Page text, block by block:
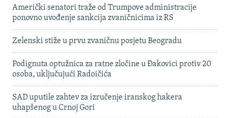
Američki senatori traže od Trumpove administracije
ponovno uvođenje sankcija zvaničnicima iz RS
Zelenski stiže u prvu zvaničnu posjetu Beogradu
Podignuta optužnica za ratne zločine u Đakovici protiv 20
osoba, uključujući Radoičića
SAD uputile zahtev za izručenje iranskog hakera
uhapšenog u Crnoj Gori